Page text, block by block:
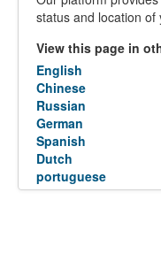
status and location
View this page in
English
Chinese
Russian
German
Spanish
Dutch
portuguese